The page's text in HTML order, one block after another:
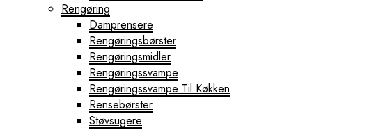
Rengøring
Damprensere
Rengøringsbørster
Rengøringsmidler
Rengøringssvampe
Rengøringssvampe Til Køkken
Rensebørster
Støvsugere